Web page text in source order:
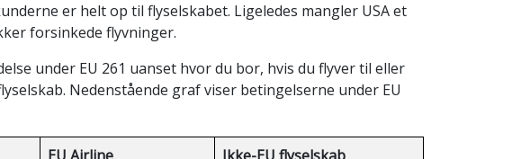
er helt op til flyselskabet. Ligeledes mangler USA et
forsinkede flyvninger.
under EU 261 uanset hvor du bor, hvis du flyver til eller
Nedenstående graf viser betingelserne under EU